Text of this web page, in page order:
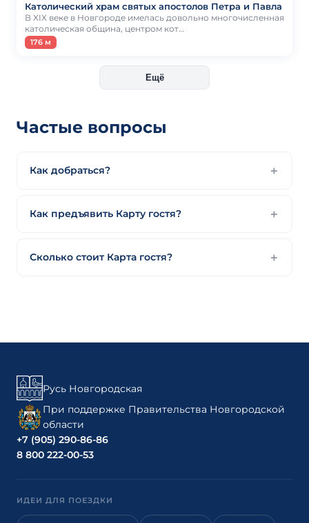
Католический храм святых апостолов Петра и Павла
В XIX веке в Новгороде имелась довольно многочисленная
католическая община, центром кот…
176 м
Ещё
Частые вопросы
Как добраться?
Как предъявить Карту гостя?
Сколько стоит Карта гостя?
Русь Новгородская
При поддержке Правительства Новгородской
области
+7 (905) 290-86-86
8 800 222-00-53
ИДЕИ ДЛЯ ПОЕЗДКИ